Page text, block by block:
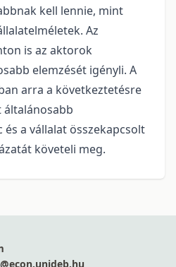
kell lennie, mint
Az
is az aktorok
elemzését igényli. A
arra a következtetésre
általánosabb
a vállalat összekapcsolt
követeli meg.